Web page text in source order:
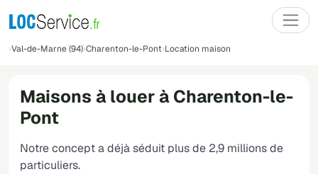
Val-de-Marne (94) Charenton-le-Pont Location maison
Maisons à louer à Charenton-le-
Pont
Notre concept a déjà séduit plus de 2,9 millions de
particuliers.